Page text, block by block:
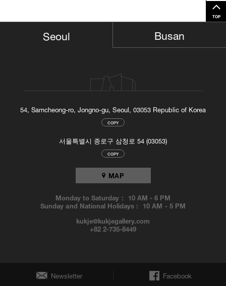
TOP
Seoul
54, Samcheong-ro, Jongno-gu, Seoul, 03053 Republic of Korea
COPY
서울특별시 종로구 삼청로 54 (03053)
COPY
MAP
Monday to Saturday : 10 AM -6 PM
Sunday and National Holidays : 10 AM -5 PM
kukje@kukjegallery.com
+82 2-735-8449
Busan
Newsletter Facebook